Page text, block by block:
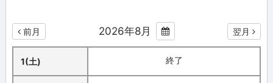
前月 2026年8月 翌月
1(土) 終了